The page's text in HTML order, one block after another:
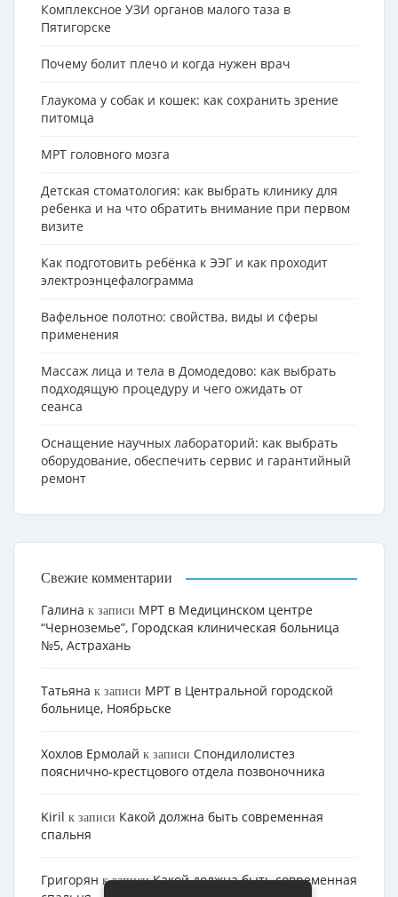
Комплексное УЗИ органов малого таза в
Пятигорске
Почему болит плечо и когда нужен врач
Глаукома у собак и кошек: как сохранить зрение
питомца
МРТ головного мозга
Детская стоматология: как выбрать клинику для
ребенка и на что обратить внимание при первом
визите
Как подготовить ребёнка к ЭЭГ и как проходит
электроэнцефалограмма
Вафельное полотно: свойства, виды и сферы
применения
Массаж лица и тела в Домодедово: как выбрать
подходящую процедуру и чего ожидать от
сеанса
Оснащение научных лабораторий: как выбрать
оборудование, обеспечить сервис и гарантийный
ремонт
Свежие комментарии
Галина к записи МРТ в Медицинском центре
“Черноземье”, Городская клиническая больница
№5, Астрахань
Татьяна к записи МРТ в Центральной городской
больнице, Ноябрьске
Хохлов Ермолай к записи Cпондилолистез
пояснично-крестцового отдела позвоночника
Kiril к записи Какой должна быть современная
спальня
Григорян к записиКакой должна быть современная